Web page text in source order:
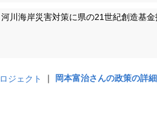
川海岸災害対策に県の21世紀創造基金
｜ 岡本富治さんの政策の詳細